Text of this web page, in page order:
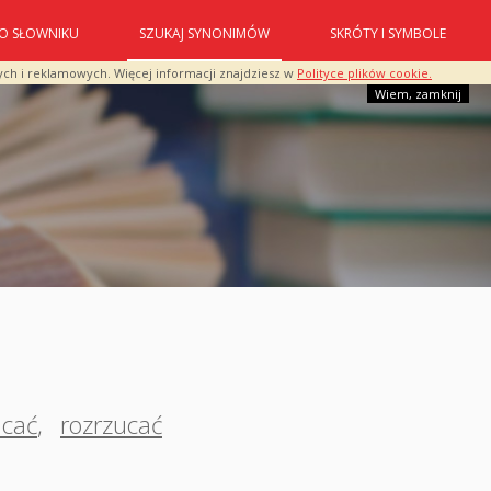
i reklamowych. Więcej informacji znajdziesz w Polityce plików cookie.
Wiem, zamknij
O SŁOWNIKU SZUKAJ SYNONIMÓW SKRÓTY I SYMBOLE
, rozrzucać